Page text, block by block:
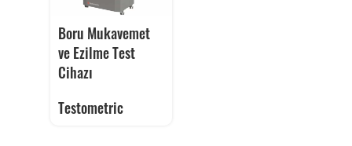
Boru Mukavemet
ve Ezilme Test
Cihazı
Testometric